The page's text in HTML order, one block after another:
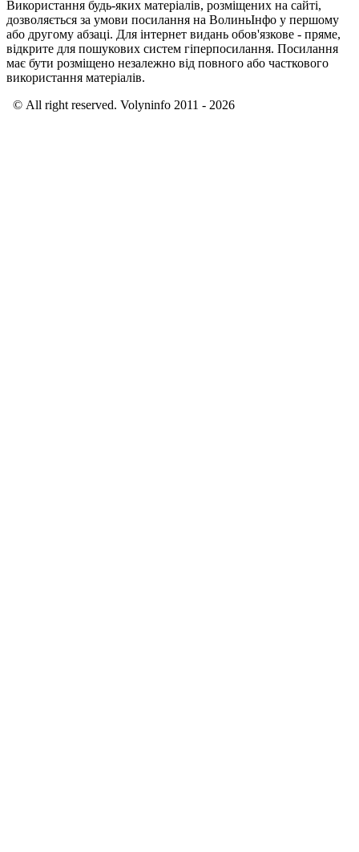
Використання будь-яких матеріалів, розміщених на сайті,
дозволяється за умови посилання на ВолиньІнфо у першому
або другому абзаці. Для інтернет видань обов'язкове - пряме,
відкрите для пошукових систем гіперпосилання. Посилання
має бути розміщено незалежно від повного або часткового
використання матеріалів.
© All right reserved. Volyninfo 2011 - 2026